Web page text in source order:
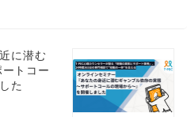
に潜む
トコー
た